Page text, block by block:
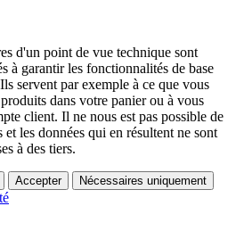
d'un point de vue technique sont
à garantir les fonctionnalités de base
servent par exemple à ce que vous
dans votre panier ou à vous
client. Il ne nous est pas possible de
les données qui en résultent ne sont
à des tiers.
Accepter Nécessaires uniquement